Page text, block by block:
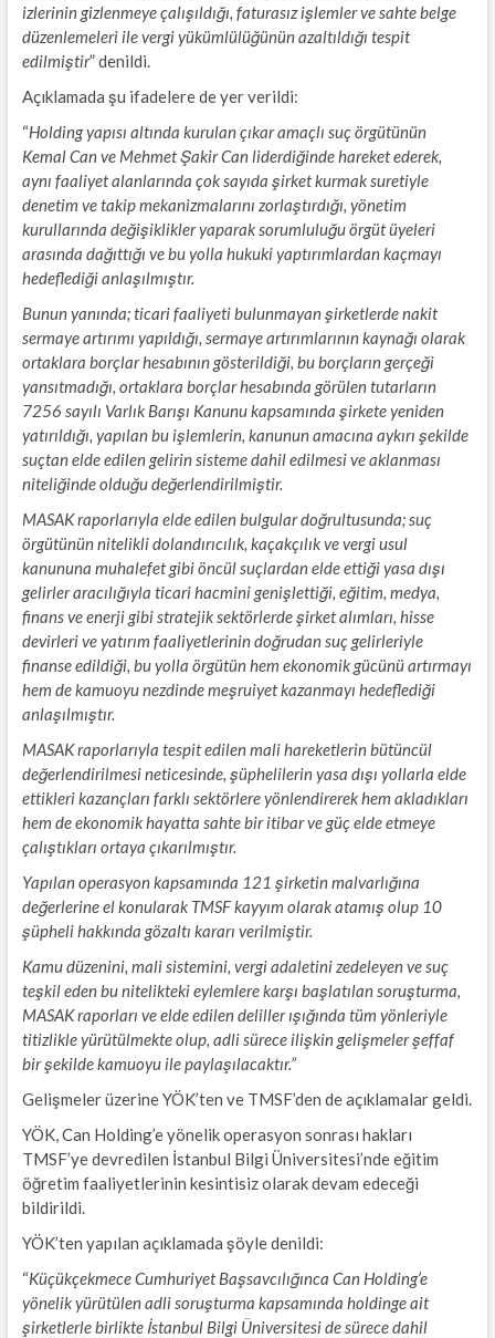
izlerinin gizlenmeye çalışıldığı, faturasız işlemler ve sahte belge
düzenlemeleri ile vergi yükümlülüğünün azaltıldığı tespit
edilmiştir” denildi.
Açıklamada şu ifadelere de yer verildi:
“Holding yapısı altında kurulan çıkar amaçlı suç örgütünün
Kemal Can ve Mehmet Şakir Can liderdiğinde hareket ederek,
aynı faaliyet alanlarında çok sayıda şirket kurmak suretiyle
denetim ve takip mekanizmalarını zorlaştırdığı, yönetim
kurullarında değişiklikler yaparak sorumluluğu örgüt üyeleri
arasında dağıttığı ve bu yolla hukuki yaptırımlardan kaçmayı
hedeflediği anlaşılmıştır.
Bunun yanında; ticari faaliyeti bulunmayan şirketlerde nakit
sermaye artırımı yapıldığı, sermaye artırımlarının kaynağı olarak
ortaklara borçlar hesabının gösterildiği, bu borçların gerçeği
yansıtmadığı, ortaklara borçlar hesabında görülen tutarların
7256 sayılı Varlık Barışı Kanunu kapsamında şirkete yeniden
yatırıldığı, yapılan bu işlemlerin, kanunun amacına aykırı şekilde
suçtan elde edilen gelirin sisteme dahil edilmesi ve aklanması
niteliğinde olduğu değerlendirilmiştir.
MASAK raporlarıyla elde edilen bulgular doğrultusunda; suç
örgütünün nitelikli dolandırıcılık, kaçakçılık ve vergi usul
kanununa muhalefet gibi öncül suçlardan elde ettiği yasa dışı
gelirler aracılığıyla ticari hacmini genişlettiği, eğitim, medya,
finans ve enerji gibi stratejik sektörlerde şirket alımları, hisse
devirleri ve yatırım faaliyetlerinin doğrudan suç gelirleriyle
finanse edildiği, bu yolla örgütün hem ekonomik gücünü artırmayı
hem de kamuoyu nezdinde meşruiyet kazanmayı hedeflediği
anlaşılmıştır.
MASAK raporlarıyla tespit edilen mali hareketlerin bütüncül
değerlendirilmesi neticesinde, şüphelilerin yasa dışı yollarla elde
ettikleri kazançları farklı sektörlere yönlendirerek hem akladıkları
hem de ekonomik hayatta sahte bir itibar ve güç elde etmeye
çalıştıkları ortaya çıkarılmıştır.
Yapılan operasyon kapsamında 121 şirketin malvarlığına
değerlerine el konularak TMSF kayyım olarak atamış olup 10
şüpheli hakkında gözaltı kararı verilmiştir.
Kamu düzenini, mali sistemini, vergi adaletini zedeleyen ve suç
teşkil eden bu nitelikteki eylemlere karşı başlatılan soruşturma,
MASAK raporları ve elde edilen deliller ışığında tüm yönleriyle
titizlikle yürütülmekte olup, adli sürece ilişkin gelişmeler şeffaf
bir şekilde kamuoyu ile paylaşılacaktır.”
Gelişmeler üzerine YÖK’ten ve TMSF’den de açıklamalar geldi.
YÖK, Can Holding’e yönelik operasyon sonrası hakları
TMSF’ye devredilen İstanbul Bilgi Üniversitesi’nde eğitim
öğretim faaliyetlerinin kesintisiz olarak devam edeceği
bildirildi.
YÖK’ten yapılan açıklamada şöyle denildi:
“Küçükçekmece Cumhuriyet Başsavcılığınca Can Holding’e
yönelik yürütülen adli soruşturma kapsamında holdinge ait
şirketlerle birlikte İstanbul Bilgi Üniversitesi de sürece dahil